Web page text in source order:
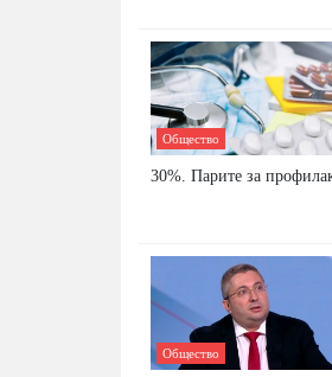
Общество
30%. Парите за
Общество